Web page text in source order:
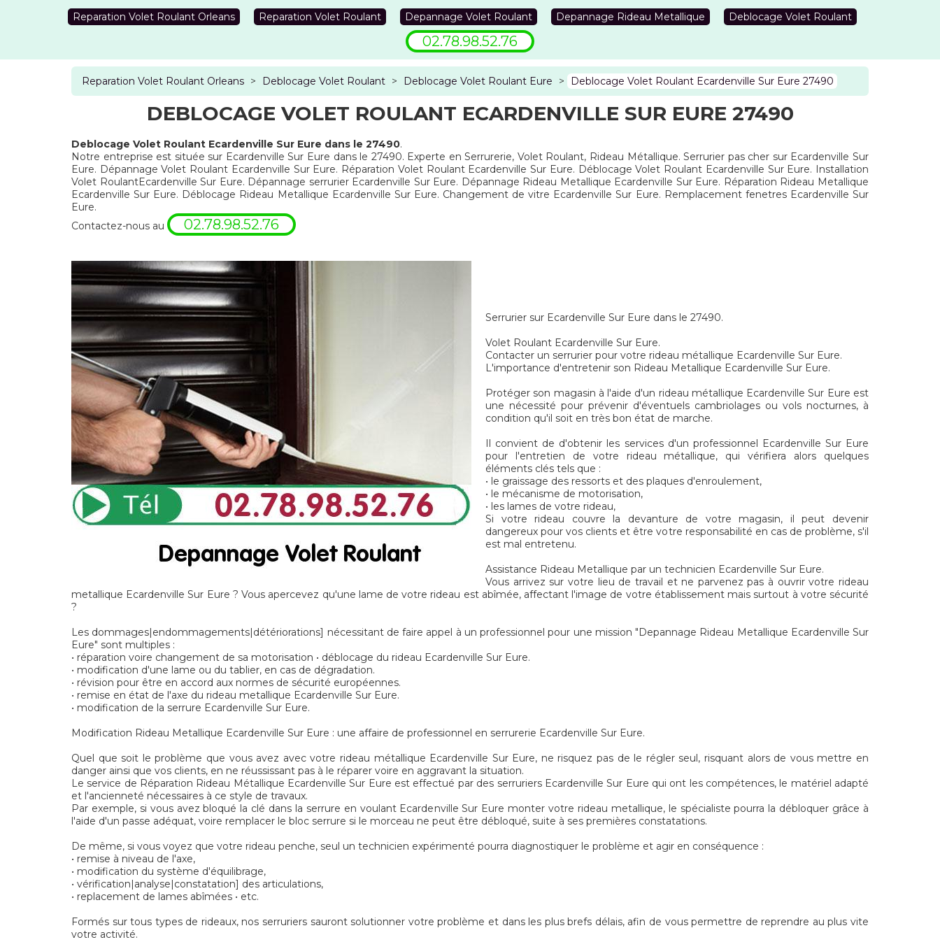
Reparation Volet Roulant Orleans Reparation Volet Roulant Depannage Volet Roulant Depannage Rideau Metallique Deblocage Volet Roulant
02.78.98.52.76
Reparation Volet Roulant Orleans > Deblocage Volet Roulant > Deblocage Volet Roulant Eure > Deblocage Volet Roulant Ecardenville Sur Eure 27490
DEBLOCAGE VOLET ROULANT ECARDENVILLE SUR EURE 27490
Deblocage Volet Roulant Ecardenville Sur Eure dans le 27490.
Notre entreprise est située sur Ecardenville Sur Eure dans le 27490. Experte en Serrurerie, Volet Roulant, Rideau Métallique. Serrurier pas cher sur Ecardenville Sur
Eure. Dépannage Volet Roulant Ecardenville Sur Eure. Réparation Volet Roulant Ecardenville Sur Eure. Déblocage Volet Roulant Ecardenville Sur Eure. Installation
Volet RoulantEcardenville Sur Eure. Dépannage serrurier Ecardenville Sur Eure. Dépannage Rideau Metallique Ecardenville Sur Eure. Réparation Rideau Metallique
Ecardenville Sur Eure. Déblocage Rideau Metallique Ecardenville Sur Eure. Changement de vitre Ecardenville Sur Eure. Remplacement fenetres Ecardenville Sur
Eure.
Contactez-nous au
02.78.98.52.76
Serrurier sur Ecardenville Sur Eure dans le 27490.
Volet Roulant Ecardenville Sur Eure.
Contacter un serrurier pour votre rideau métallique Ecardenville Sur Eure.
L'importance d'entretenir son Rideau Metallique Ecardenville Sur Eure.
Protéger son magasin à l'aide d'un rideau métallique Ecardenville Sur Eure est
une nécessité pour prévenir d'éventuels cambriolages ou vols nocturnes, à
condition qu'il soit en très bon état de marche.
Il convient de d'obtenir les services d'un professionnel Ecardenville Sur Eure
pour l'entretien de votre rideau métallique, qui vérifiera alors quelques
éléments clés tels que :
• le graissage des ressorts et des plaques d'enroulement,
• le mécanisme de motorisation,
• les lames de votre rideau,
Si votre rideau couvre la devanture de votre magasin, il peut devenir
dangereux pour vos clients et être votre responsabilité en cas de problème, s'il
est mal entretenu.
Assistance Rideau Metallique par un technicien Ecardenville Sur Eure.
Vous arrivez sur votre lieu de travail et ne parvenez pas à ouvrir votre rideau
metallique Ecardenville Sur Eure ? Vous apercevez qu'une lame de votre rideau est abîmée, affectant l'image de votre établissement mais surtout à votre sécurité
?
Les dommages|endommagements|détériorations] nécessitant de faire appel à un professionnel pour une mission "Depannage Rideau Metallique Ecardenville Sur
Eure" sont multiples :
• réparation voire changement de sa motorisation • déblocage du rideau Ecardenville Sur Eure.
• modification d'une lame ou du tablier, en cas de dégradation.
• révision pour être en accord aux normes de sécurité européennes.
• remise en état de l'axe du rideau metallique Ecardenville Sur Eure.
• modification de la serrure Ecardenville Sur Eure.
Modification Rideau Metallique Ecardenville Sur Eure : une affaire de professionnel en serrurerie Ecardenville Sur Eure.
Quel que soit le problème que vous avez avec votre rideau métallique Ecardenville Sur Eure, ne risquez pas de le régler seul, risquant alors de vous mettre en
danger ainsi que vos clients, en ne réussissant pas à le réparer voire en aggravant la situation.
Le service de Réparation Rideau Métallique Ecardenville Sur Eure est effectué par des serruriers Ecardenville Sur Eure qui ont les compétences, le matériel adapté
et l'ancienneté nécessaires à ce style de travaux.
Par exemple, si vous avez bloqué la clé dans la serrure en voulant Ecardenville Sur Eure monter votre rideau metallique, le spécialiste pourra la débloquer grâce à
l'aide d'un passe adéquat, voire remplacer le bloc serrure si le morceau ne peut être débloqué, suite à ses premières constatations.
De même, si vous voyez que votre rideau penche, seul un technicien expérimenté pourra diagnostiquer le problème et agir en conséquence :
• remise à niveau de l'axe,
• modification du système d'équilibrage,
• vérification|analyse|constatation] des articulations,
• replacement de lames abîmées • etc.
Formés sur tous types de rideaux, nos serruriers sauront solutionner votre problème et dans les plus brefs délais, afin de vous permettre de reprendre au plus vite
votre activité.